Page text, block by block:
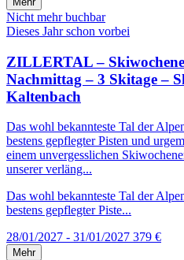
Nicht mehr buchbar
Dieses Jahr schon vorbei
ZILLERTAL –
Nachmittag – 3 Skitage –
Kaltenbach
Das wohl bekannteste Tal der
bestens gepflegter Pisten und
einem unvergesslichen
unserer verläng...
Das wohl bekannteste Tal der
bestens gepflegter Piste...
28/01/2027 - 31/01/2027 379 €
Mehr